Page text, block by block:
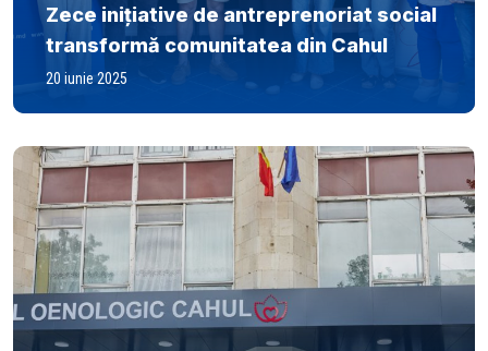
Zece inițiative de antreprenoriat social
transformă comunitatea din Cahul
20 iunie 2025